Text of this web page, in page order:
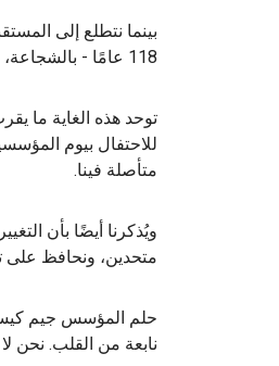
بينما نتطلع إلى
118 عامًا - بالشجاعة، والتعاون، والعزيمة التي لا تلين على دفع عالمنا إلى الأمام بتقديم ما يهم.
للاحتفال بيوم
متأصلة فينا.
متحدين، ونحافظ على
نابعة من القلب. نحن